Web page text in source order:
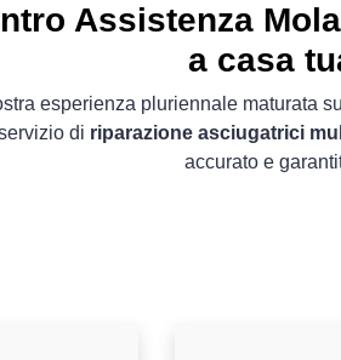
Assistenza
a casa
esperienza pluriennale maturata
di riparazione asciugatrici
accurato e